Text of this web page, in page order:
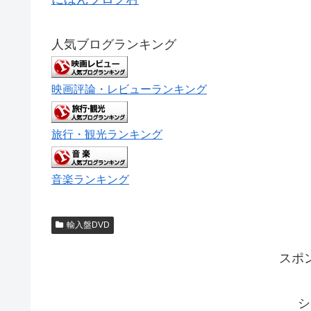
人気ブログランキング
映画評論・レビューランキング
旅行・観光ランキング
音楽ランキング
輸入盤DVD
スポ